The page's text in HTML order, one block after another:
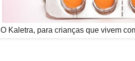
O Kaletra, para crianças que vivem